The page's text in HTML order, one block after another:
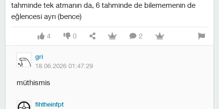
tahminde tek atmanın da, 6 tahminde de bilememenin de
eğlencesi ayrı (bence)
4 0 2
gri
18.06.2026 01:47:29
müthismis
fihtheinfpt